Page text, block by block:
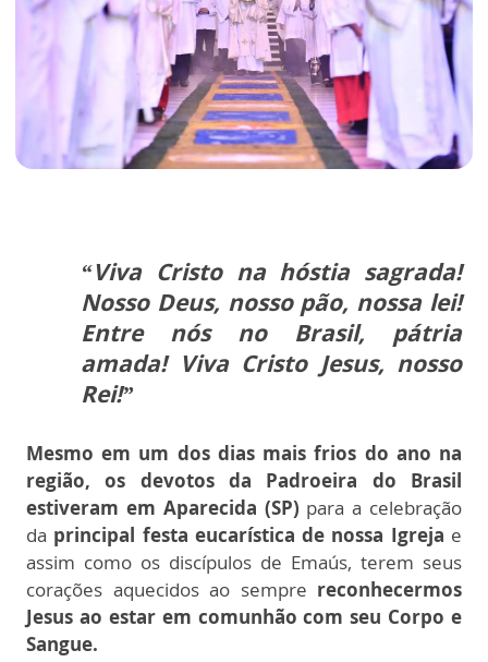
“Viva Cristo na hóstia sagrada!
Nosso Deus, nosso pão, nossa lei!
Entre nós no Brasil, pátria
amada! Viva Cristo Jesus, nosso
Rei!”
Mesmo em um dos dias mais frios do ano na
região, os devotos da Padroeira do Brasil
estiveram em Aparecida (SP) para a celebração
da principal festa eucarística de nossa Igreja e
assim como os discípulos de Emaús, terem seus
corações aquecidos ao sempre reconhecermos
Jesus ao estar em comunhão com seu Corpo e
Sangue.